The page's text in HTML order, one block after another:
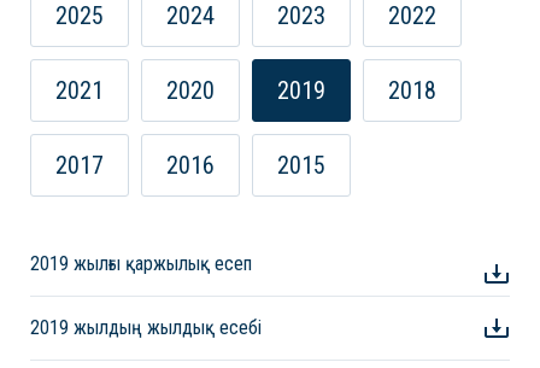
2025 2024 2023 2022
2021 2020 2019 2018
2017 2016 2015
2019 жылғы қаржылық есеп
2019 жылдың жылдық есебі